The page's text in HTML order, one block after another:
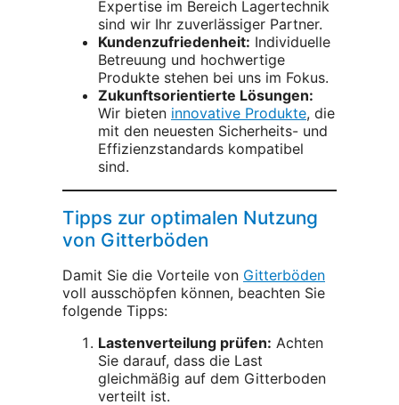
Expertise im Bereich Lagertechnik
sind wir Ihr zuverlässiger Partner.
Kundenzufriedenheit: Individuelle
Betreuung und hochwertige
Produkte stehen bei uns im Fokus.
Zukunftsorientierte Lösungen:
Wir bieten innovative Produkte, die
mit den neuesten Sicherheits- und
Effizienzstandards kompatibel
sind.
Tipps zur optimalen Nutzung
von Gitterböden
Damit Sie die Vorteile von Gitterböden
voll ausschöpfen können, beachten Sie
folgende Tipps:
Lastenverteilung prüfen: Achten
Sie darauf, dass die Last
gleichmäßig auf dem Gitterboden
verteilt ist.